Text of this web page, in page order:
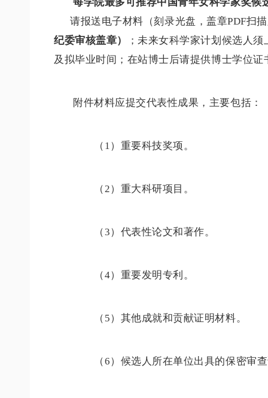
请报送电子材料（刻录光盘，盖章PDF扫
纪委审核盖章）
；未来女科学家计划候选人
及拟毕业时间；在站博士后请提供博士学位证
附件材料应提交代表性成果，主要包括：
（1）重要科技奖项。
（2）重大科研项目。
（3）代表性论文和著作。
（4）重要发明专利。
（5）其他成就和贡献证明材料。
（6）候选人所在单位出具的保密审查